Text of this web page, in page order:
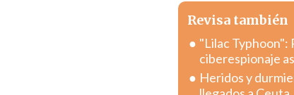
Revisa también
"Lilac Typhoon":
ciberespionaje
Heridos y